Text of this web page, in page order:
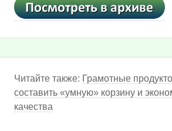
Читайте также: Грамотные
составить «умную» корзину и
качества